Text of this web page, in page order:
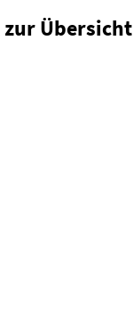
Übersicht